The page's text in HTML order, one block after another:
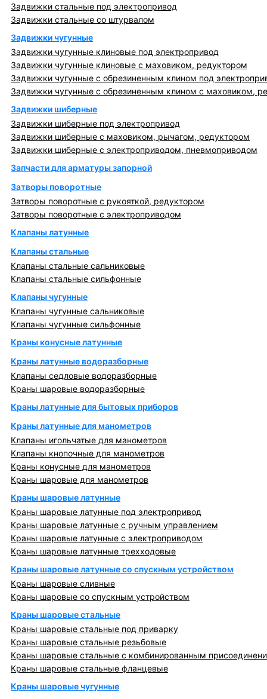
Задвижки стальные под электропривод
Задвижки стальные со штурвалом
Задвижки чугунные
Задвижки чугунные клиновые под электропривод
Задвижки чугунные клиновые с маховиком, редуктором
Задвижки чугунные с обрезиненным клином под
Задвижки чугунные с обрезиненным клином с маховиком,
Задвижки шиберные
Задвижки шиберные под электропривод
Задвижки шиберные с маховиком, рычагом, редуктором
Задвижки шиберные с электроприводом, пневмоприводом
Запчасти для арматуры запорной
Затворы поворотные
Затворы поворотные с рукояткой, редуктором
Затворы поворотные с электроприводом
Клапаны латунные
Клапаны стальные
Клапаны стальные сальниковые
Клапаны стальные сильфонные
Клапаны чугунные
Клапаны чугунные сальниковые
Клапаны чугунные сильфонные
Краны конусные латунные
Краны латунные водоразборные
Клапаны седловые водоразборные
Краны шаровые водоразборные
Краны латунные для бытовых приборов
Краны латунные для манометров
Клапаны игольчатые для манометров
Клапаны кнопочные для манометров
Краны конусные для манометров
Краны шаровые для манометров
Краны шаровые латунные
Краны шаровые латунные под электропривод
Краны шаровые латунные с ручным управлением
Краны шаровые латунные с электроприводом
Краны шаровые латунные трехходовые
Краны шаровые латунные со спускным устройством
Краны шаровые сливные
Краны шаровые со спускным устройством
Краны шаровые стальные
Краны шаровые стальные под приварку
Краны шаровые стальные резьбовые
Краны шаровые стальные с комбинированным
Краны шаровые стальные фланцевые
Краны шаровые чугунные